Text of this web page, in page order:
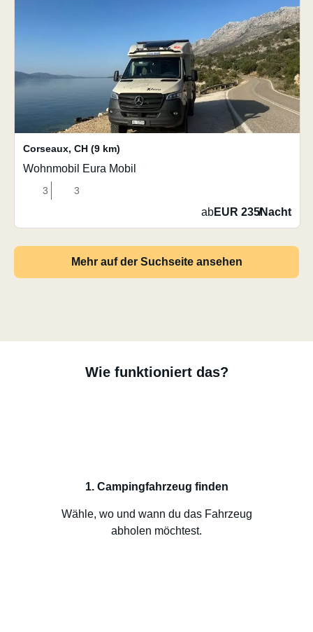
Corseaux, CH (9 km)
Wohnmobil Eura Mobil
3 3
abEUR 235/Nacht
Mehr auf der Suchseite ansehen
Wie funktioniert das?
1. Campingfahrzeug finden
Wähle, wo und wann du das Fahrzeug
abholen möchtest.